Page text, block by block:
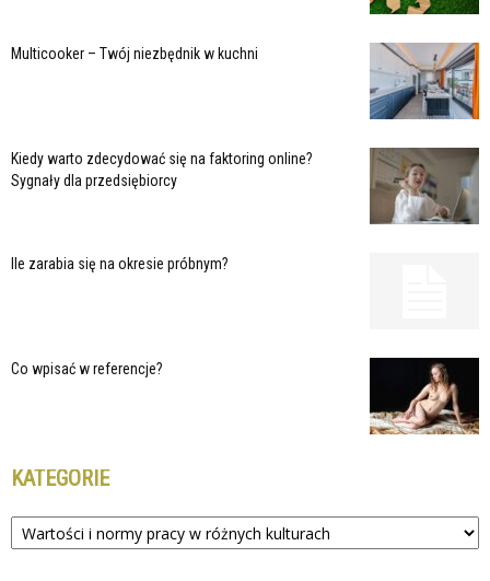
Multicooker – Twój niezbędnik w kuchni
Kiedy warto zdecydować się na faktoring online?
Sygnały dla przedsiębiorcy
Ile zarabia się na okresie próbnym?
Co wpisać w referencje?
KATEGORIE
Kategorie